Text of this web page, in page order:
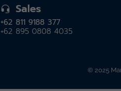
Sales
+62 811 9188 377
+62 895 0808 4035
© 2025